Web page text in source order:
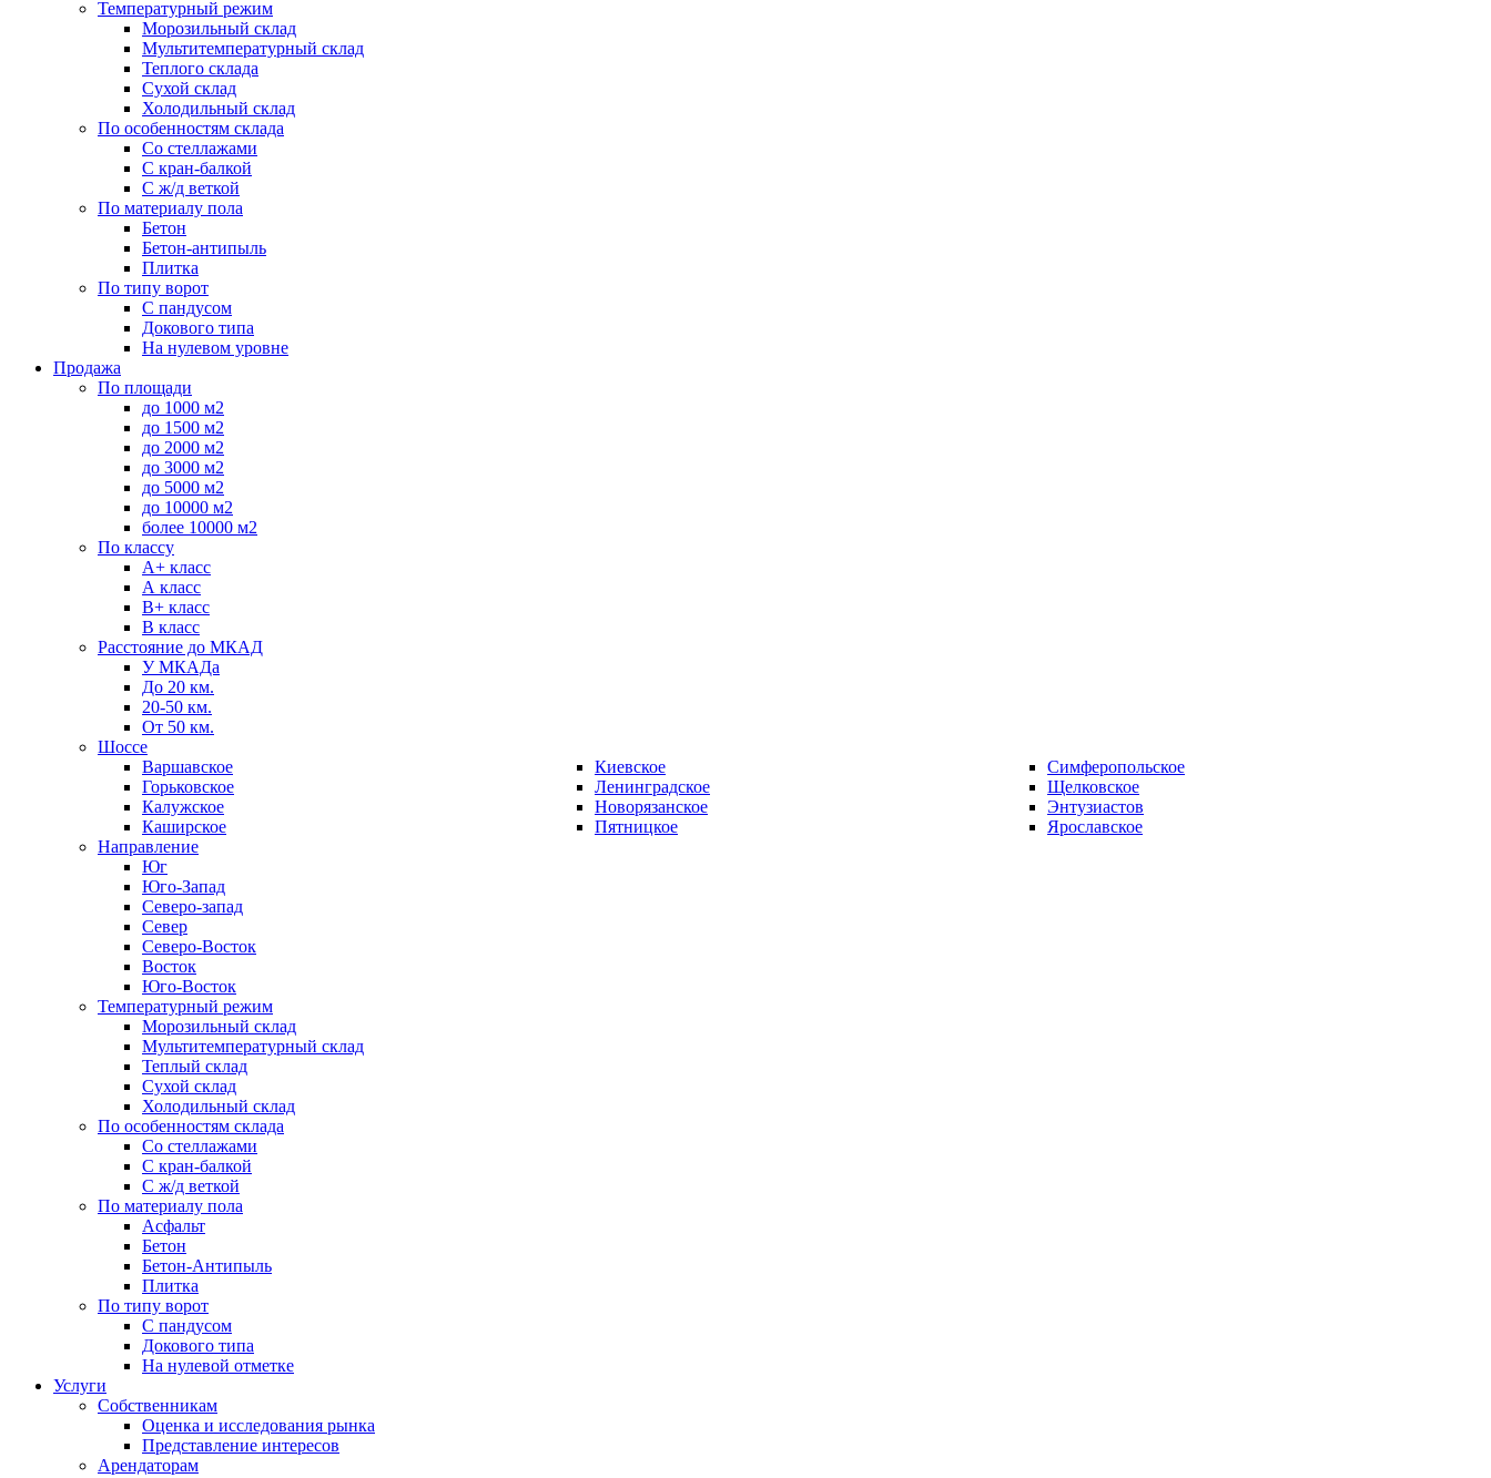
Температурный режим
Морозильный склад
Мультитемпературный склад
Теплого склада
Сухой склад
Холодильный склад
По особенностям склада
Со стеллажами
С кран-балкой
С ж/д веткой
По материалу пола
Бетон
Бетон-антипыль
Плитка
По типу ворот
С пандусом
Докового типа
На нулевом уровне
Продажа
По площади
до 1000 м2
до 1500 м2
до 2000 м2
до 3000 м2
до 5000 м2
до 10000 м2
более 10000 м2
По классу
A+ класс
А класс
В+ класс
B класс
Расстояние до МКАД
У МКАДа
До 20 км.
20-50 км.
От 50 км.
Шоссе
Варшавское
Горьковское
Калужское
Каширское
Киевское
Ленинградское
Новорязанское
Пятницкое
Симферопольское
Щелковское
Энтузиастов
Ярославское
Направление
Юг
Юго-Запад
Северо-запад
Север
Северо-Восток
Восток
Юго-Восток
Температурный режим
Морозильный склад
Мультитемпературный склад
Теплый склад
Сухой склад
Холодильный склад
По особенностям склада
Со стеллажами
С кран-балкой
С ж/д веткой
По материалу пола
Асфальт
Бетон
Бетон-Антипыль
Плитка
По типу ворот
С пандусом
Докового типа
На нулевой отметке
Услуги
Собственникам
Оценка и исследования рынка
Представление интересов
Арендаторам